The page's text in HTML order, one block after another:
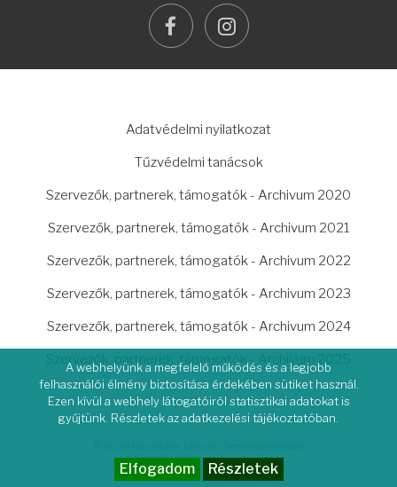
facebookinstagram
Adatvédelmi nyilatkozat
Tűzvédelmi tanácsok
Szervezők, partnerek, támogatók - Archivum 2020
Szervezők, partnerek, támogatók - Archivum 2021
Szervezők, partnerek, támogatók - Archivum 2022
Szervezők, partnerek, támogatók - Archivum 2023
Szervezők, partnerek, támogatók - Archivum 2024
Szervezők, partnerek, támogatók - Archivum 2025
A webhelyünk a megfelelő működés és a legjobb
felhasználói élmény biztosítása érdekében sütiket használ.
Ezen kívül a webhely látogatóiról statisztikai adatokat is
gyűjtünk. Részletek az adatkezelési tájékoztatóban.
Elfogadom Részletek